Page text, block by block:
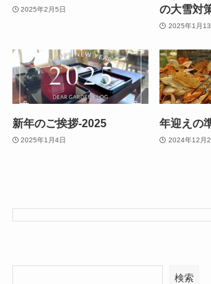
2025年2月5日
の大雪対
2025年1月13
新年のご挨拶-2025
2025年1月4日
年迎えの
2024年12月
検索